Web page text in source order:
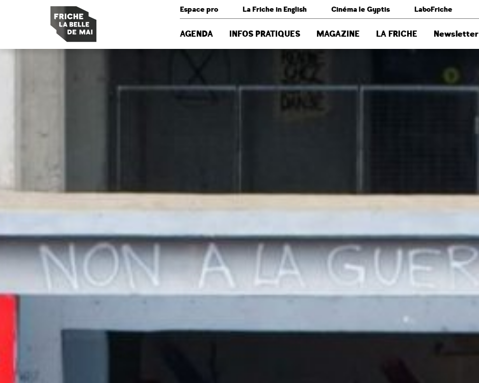
Espace pro La Friche in English Cinéma le Gyptis LaboFriche
AGENDA INFOS PRATIQUES MAGAZINE LA FRICHE Newsletter
Panneau de gestion des cookies